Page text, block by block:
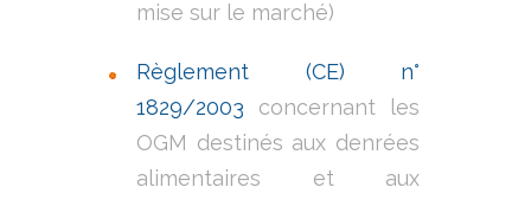
mise sur le marché)
Règlement (CE) n°
1829/2003 concernant les
OGM destinés aux denrées
alimentaires et aux